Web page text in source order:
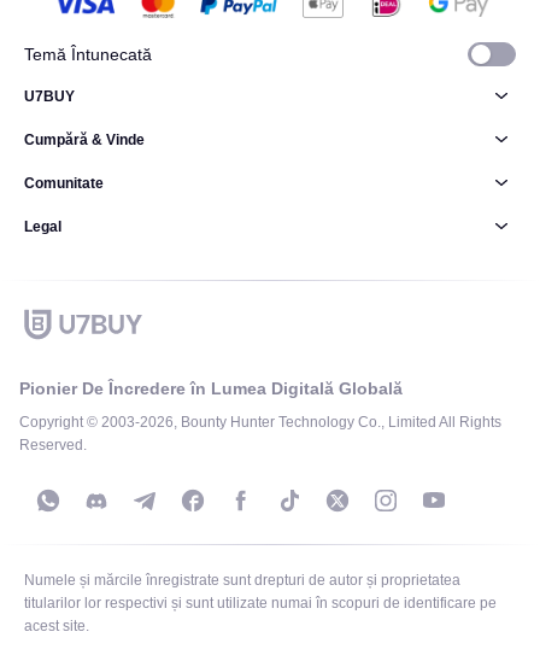
Temă Întunecată
Pionier De Încredere în Lumea Digitală Globală
Copyright © 2003-2026, Bounty Hunter Technology Co., Limited All Rights
Reserved.
U7BUY
Cumpără & Vinde
Comunitate
Legal
Numele și mărcile înregistrate sunt drepturi de autor și proprietatea
titularilor lor respectivi și sunt utilizate numai în scopuri de identificare pe
acest site.